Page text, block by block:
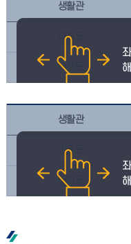
생활관
해솔동
나래동
생활관
라온동
누리동